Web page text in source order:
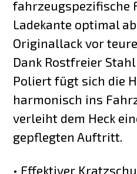
fahrzeugspezifische
Ladekante optimal
Originallack vor
Dank Rostfreier
Poliert fügt sich die
harmonisch ins
verleiht dem Heck
gepflegten Auftritt.
• Effektiver